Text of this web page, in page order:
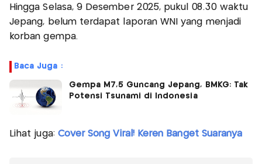
Hingga Selasa, 9 Desember 2025, pukul 08.30 waktu
Jepang, belum terdapat laporan WNI yang menjadi
korban gempa.
Baca Juga :
Gempa M7,5 Guncang Jepang, BMKG: Tak
Potensi Tsunami di Indonesia
Lihat juga: Cover Song Viral! Keren Banget Suaranya